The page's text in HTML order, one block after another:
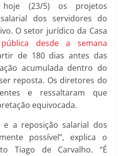
hoje (23/5) os projetos
dos servidores do
O setor jurídico da Casa
pública desde a semana
de 180 dias antes das
acumulada dentro do
reposta. Os diretores do
e ressaltaram que
equivocada.
a reposição salarial dos
possível”, explica o
Tiago de Carvalho. “É